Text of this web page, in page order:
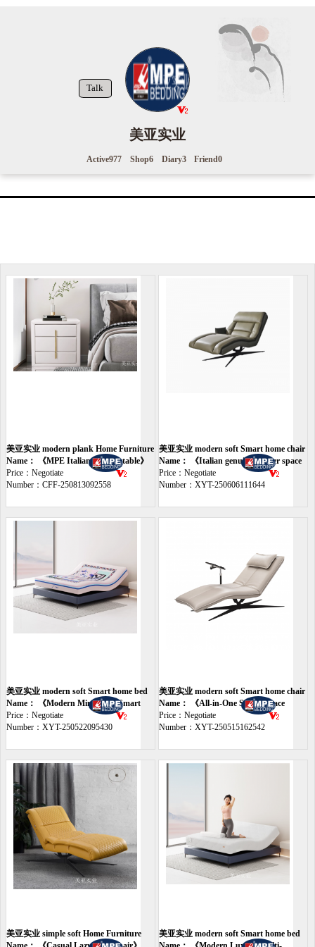
Talk
美亚实业
Active977 Shop6 Diary3 Friend0
美亚实业 modern plank Home Furniture
cabinet
Name： 《MPE Italian bedside table》
Price：Negotiate
Number：CFF-250813092558
美亚实业 modern soft Smart home chair
Name： 《Italian genuine leather space
chair》
Price：Negotiate
Number：XYT-250606111644
美亚实业 modern soft Smart home bed
Name： 《Modern Minimalist Smart
Bed》
Price：Negotiate
Number：XYT-250522095430
美亚实业 modern soft Smart home chair
Name： 《All-in-One Smart Space
Chair》
Price：Negotiate
Number：XYT-250515162542
美亚实业 simple soft Home Furniture
美亚实业 modern soft Smart home bed